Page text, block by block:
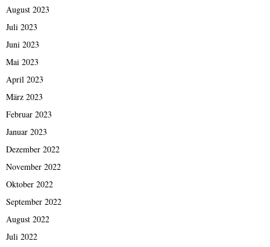
August 2023
Juli 2023
Juni 2023
Mai 2023
April 2023
März 2023
Februar 2023
Januar 2023
Dezember 2022
November 2022
Oktober 2022
September 2022
August 2022
Juli 2022